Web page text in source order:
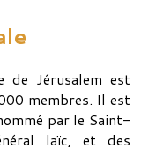
de Jérusalem est
membres. Il est
par le Saint-
laïc, et des